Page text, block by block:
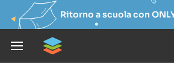
Ritorno a scuola con